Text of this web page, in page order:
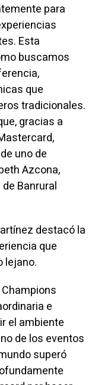
para
Esta
buscamos
que
tradicionales.
gracias a
uno de
Azcona,
Banrural
destacó la
que
lejano.
Champions
e
el ambiente
de los eventos
superó